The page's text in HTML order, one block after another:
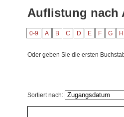
Auflistung nach
0-9 A B C D E F G H
Oder geben Sie die ersten
Sortiert nach: